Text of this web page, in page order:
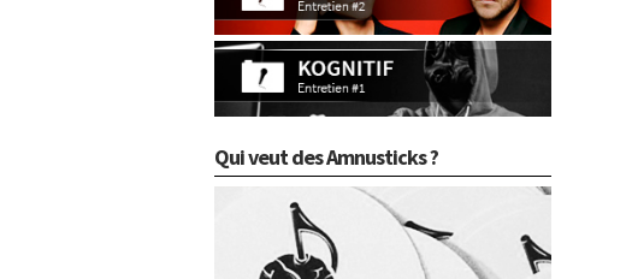
Qui veut des Amnusticks ?